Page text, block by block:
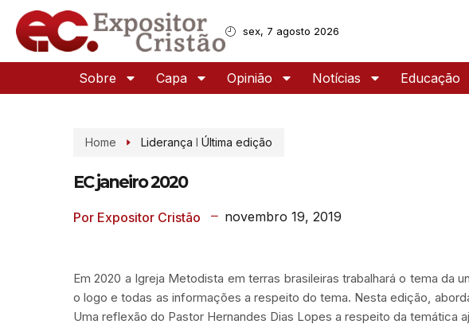
sex, 7 agosto 2026
Sobre Capa Opinião Notícias Educação
Home Liderança Última edição
EC janeiro 2020
Por Expositor Cristão novembro 19, 2019
Em 2020 a Igreja Metodista em terras brasileiras trabalhará o tema da
o logo e todas as informações a respeito do tema. Nesta edição,
Uma reflexão do Pastor Hernandes Dias Lopes a respeito da temática